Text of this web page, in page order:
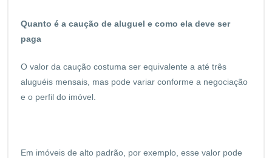
Quanto é a caução de aluguel e como ela deve ser
paga
O valor da caução costuma ser equivalente a até três
aluguéis mensais, mas pode variar conforme a negociação
e o perfil do imóvel.
Em imóveis de alto padrão, por exemplo, esse valor pode